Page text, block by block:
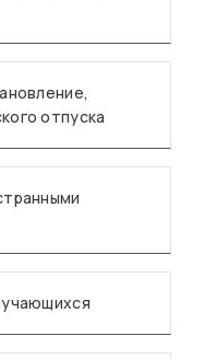
отпуска